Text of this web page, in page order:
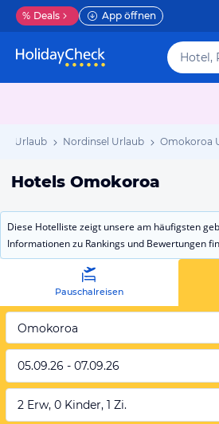
% Deals App öffnen
Urlaub Nordinsel Urlaub Omokoroa
Hotels Omokoroa
Diese Hotelliste zeigt unsere am häufigsten
Informationen zu Rankings und Bewertungen
Pauschalreisen
Omokoroa
05.09.26 - 07.09.26
2 Erw, 0 Kinder, 1 Zi.